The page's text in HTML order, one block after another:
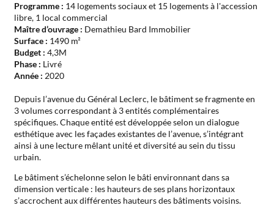
Programme : 14 logements sociaux et 15 logements à l'accession
libre, 1 local commercial
Maître d’ouvrage : Demathieu Bard Immobilier
Surface : 1490 m²
Budget :4,3M
Phase : Livré
Année :2020
Depuis l’avenue du Général Leclerc, le bâtiment se fragmente en
3 volumes correspondant à 3 entités complémentaires
spécifiques. Chaque entité est développée selon un dialogue
esthétique avec les façades existantes de l’avenue, s’intégrant
ainsi à une lecture mêlant unité et diversité au sein du tissu
urbain.
Le bâtiment s’échelonne selon le bâti environnant dans sa
dimension verticale : les hauteurs de ses plans horizontaux
s’accrochent aux différentes hauteurs des bâtiments voisins.